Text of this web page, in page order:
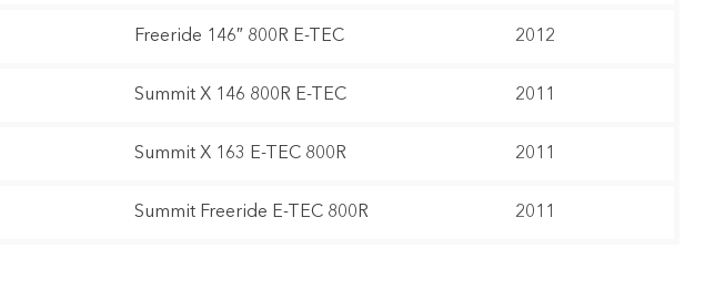
Freeride 146″ 800R E-TEC 2012
Summit X 146 800R E-TEC 2011
Summit X 163 E-TEC 800R 2011
Summit Freeride E-TEC 800R 2011